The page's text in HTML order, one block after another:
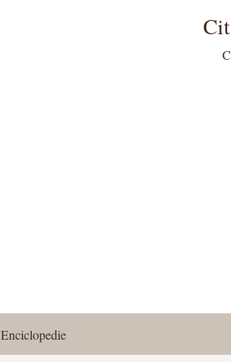
Enciclopedie